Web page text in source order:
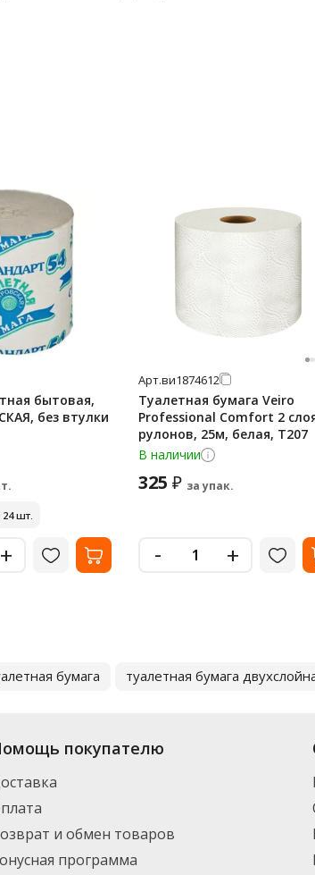
бытовая,
без втулки
шт.
+
Арт.ви1874612
Туалетная бумага Veiro
Professional Comfort 2
рулонов, 25м, белая, Т207
В наличии
325 ₽ за упак.
- +
бумага туалетная бумага
покупателю
и обмен товаров
программа